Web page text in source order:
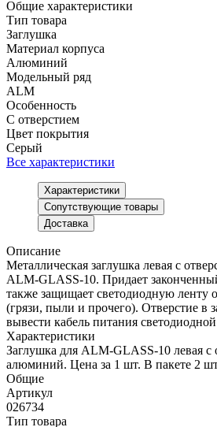
Общие характеристики
Тип товара
Заглушка
Материал корпуса
Алюминий
Модельный ряд
ALM
Особенность
С отверстием
Цвет покрытия
Серый
Все характеристики
Характеристики
Сопутствующие товары
Доставка
Описание
Металлическая заглушка левая с
ALM-GLASS-10. Придает
также защищает светодиодную ленту
(грязи, пыли и прочего). Отверстие в
вывести кабель питания
Характеристики
Заглушка для ALM-GLASS-10 левая с
алюминий. Цена за 1 шт. В пакете 2
Общие
Артикул
026734
Тип товара